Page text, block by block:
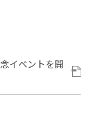
イベントを開